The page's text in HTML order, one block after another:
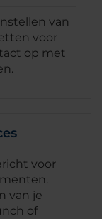
van
voor
op met
voor
van je
of